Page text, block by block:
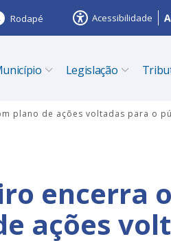
Rodapé Acessibilidade
Legislação
plano de ações voltadas para o
encerra
ações